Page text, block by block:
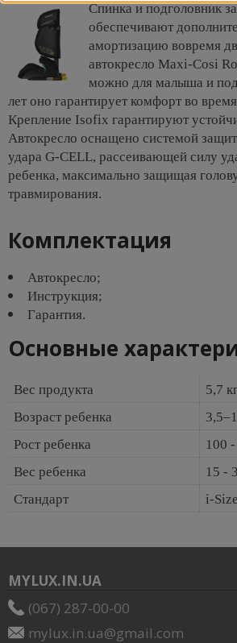
Спинка и подголовник
обеспечивают
амортизацию вовремя
автокресло Maxi-Cosi
можно для малыша и
лет оно гарантирует комфорт во
Крепление Isofix гарантируют
Автокресло оснащено системой
удара G-CELL, рассеивающей силу
ребенка, максимально защищая
травмирования.
Комплектация
Автокресло;
Инструкция;
Гарантия.
Основные
Вес продукта
5,7
Возраст ребенка
Рост ребенка
100
Вес ребенка
15 -
Стандарт
i-Size
MYLUX.IN.UA
(067) 287-00-00
mylux.in.ua@gmail.com